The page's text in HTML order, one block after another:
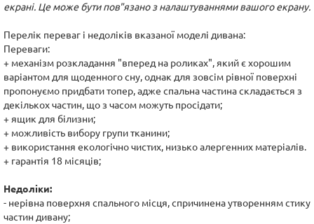
екрані. Це може бути пов"язано з налаштуваннями вашого екрану.
Перелік переваг і недоліків вказаної моделі дивана:
Переваги:
+ механізм розкладання "вперед на роликах", який є хорошим
варіантом для щоденного сну, однак для зовсім рівної поверхні
пропонуємо придбати топер, адже спальна частина складається з
декількох частин, що з часом можуть просідати;
+ ящик для білизни;
+ можливість вибору групи тканини;
+ використання екологічно чистих, низько алергенних матеріалів.
+ гарантія 18 місяців;
Недоліки:
- нерівна поверхня спального місця, спричинена утворенням стику
частин дивану;